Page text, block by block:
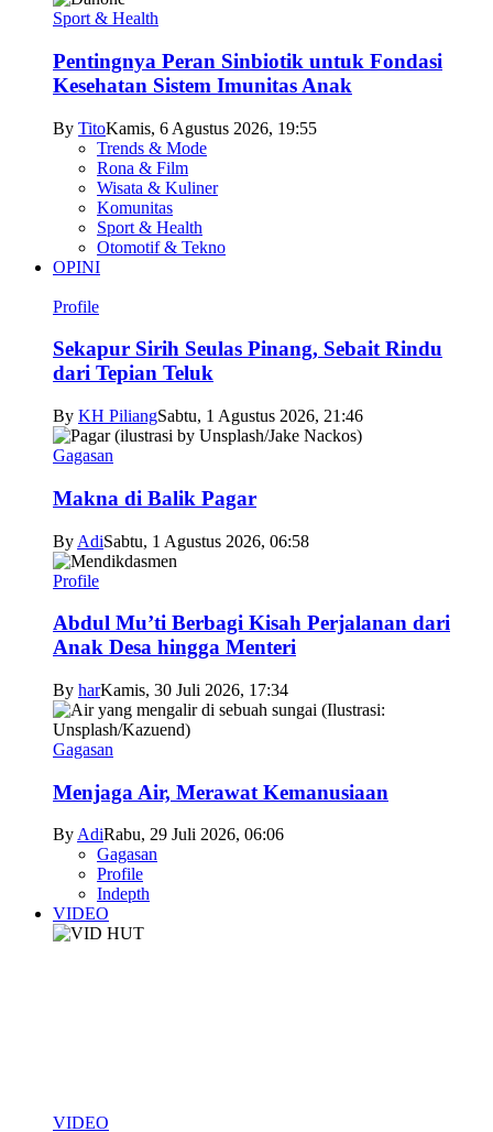
Sport & Health
Pentingnya Peran Sinbiotik untuk Fondasi
Kesehatan Sistem Imunitas Anak
By TitoKamis, 6 Agustus 2026, 19:55
Trends & Mode
Rona & Film
Wisata & Kuliner
Komunitas
Sport & Health
Otomotif & Tekno
OPINI
Profile
Sekapur Sirih Seulas Pinang, Sebait Rindu
dari Tepian Teluk
By KH PiliangSabtu, 1 Agustus 2026, 21:46
Gagasan
Makna di Balik Pagar
By AdiSabtu, 1 Agustus 2026, 06:58
Profile
Abdul Mu’ti Berbagi Kisah Perjalanan dari
Anak Desa hingga Menteri
By harKamis, 30 Juli 2026, 17:34
Gagasan
Menjaga Air, Merawat Kemanusiaan
ByAdiRabu, 29 Juli 2026, 06:06
Gagasan
Profile
Indepth
VIDEO
VIDEO